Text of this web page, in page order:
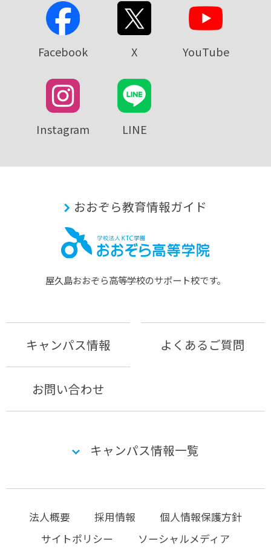
Facebook X YouTube
Instagram LINE
おおぞら教育情報ガイド
屋久島おおぞら⾼等学校のサポート校です。
キャンパス情報 よくあるご質問
お問い合わせ
キャンパス情報一覧
法人概要 採用情報
個人情報保護方針
サイトポリシー
ソーシャルメディア